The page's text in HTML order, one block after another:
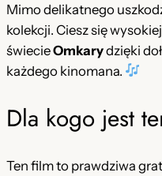
Mimo delikatnego
kolekcji. Ciesz się
świecieOmkarydzięki
każdego kinomana.
Dla kogo jest
Ten film to prawdziwa